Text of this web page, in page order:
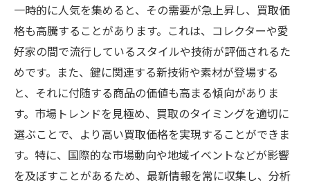
一時的に人気を集めると、その需要が急上昇し、買取価
格も高騰することがあります。これは、コレクターや愛
好家の間で流行しているスタイルや技術が評価されるた
めです。また、鍵に関連する新技術や素材が登場する
と、それに付随する商品の価値も高まる傾向がありま
す。市場トレンドを見極め、買取のタイミングを適切に
選ぶことで、より高い買取価格を実現することができま
す。特に、国際的な市場動向や地域イベントなどが影響
を及ぼすことがあるため、最新情報を常に収集し、分析